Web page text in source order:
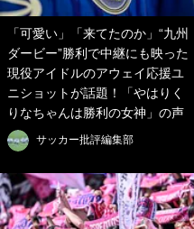
「可愛い」「来てたのか」“九州
ダービー”勝利で中継にも映った
現役アイドルのアウェイ応援ユ
ニショットが話題！「やはりく
りなちゃんは勝利の女神」の声
サッカー批評編集部